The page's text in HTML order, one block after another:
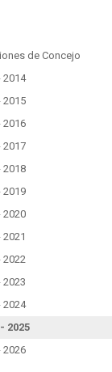
de Concejo
2014
2015
2016
2017
2018
2019
2020
2021
2022
2023
2024
2025
2026